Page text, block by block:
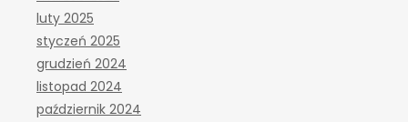
luty 2025
styczeń 2025
grudzień 2024
listopad 2024
październik 2024